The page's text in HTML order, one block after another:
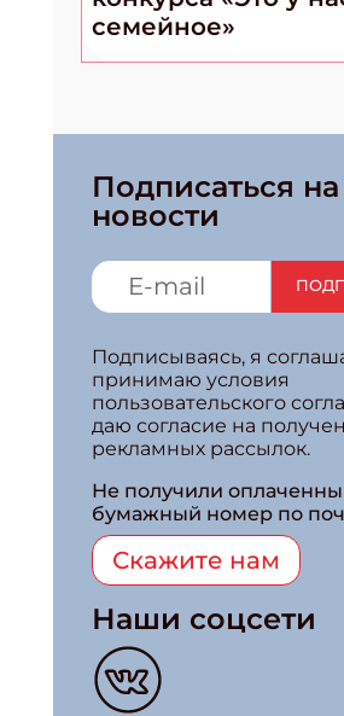
семейное»
Подписаться на
новости
Подписываясь, я
принимаю условия
пользовательского
даю согласие на
рекламных рассылок.
Не получили
бумажный номер по
Скажите нам
Наши соцсети